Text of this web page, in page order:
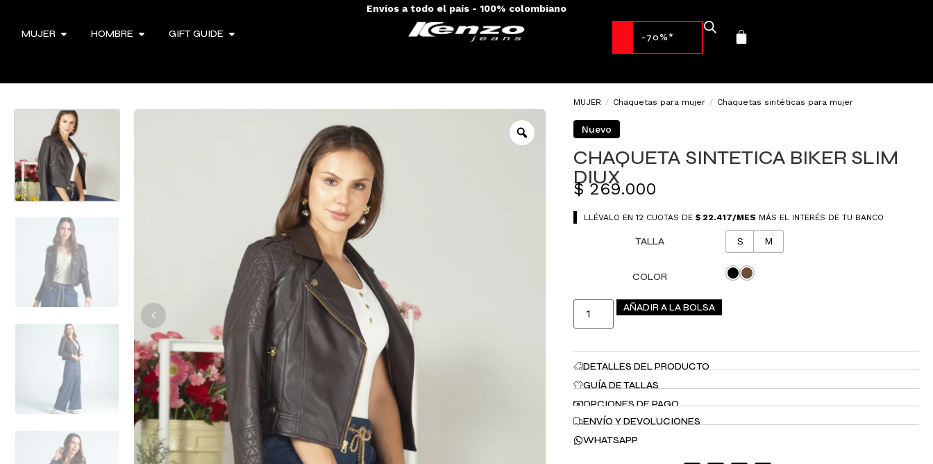
Envíos a todo el país - 100% colombiano
MUJER HOMBRE GIFT GUIDE -70%*
MUJER / Chaquetas para mujer / Chaquetas sintéticas para mujer
Nuevo
CHAQUETA SINTETICA BIKER SLIM
DIUX
$269.000
LLÉVALO EN 12 CUOTAS DE$ 22.417/MES MÁS EL INTERÉS DE TU BANCO
TALLA S M
COLOR
AÑADIR A LA BOLSA
DETALLES DEL PRODUCTO
GUÍA DE TALLAS
OPCIONES DE PAGO
ENVÍO Y DEVOLUCIONES
WHATSAPP